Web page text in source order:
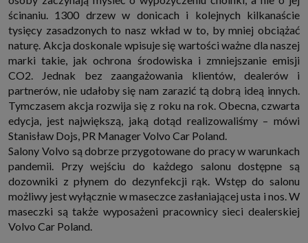
ścinaniu. 1300 drzew w donicach i kolejnych kilkanaście
tysięcy zasadzonych to nasz wkład w to, by mniej obciążać
naturę. Akcja doskonale wpisuje się wartości ważne dla naszej
marki takie, jak ochrona środowiska i zmniejszanie emisji
CO2. Jednak bez zaangażowania klientów, dealerów i
partnerów, nie udałoby się nam zarazić tą dobrą ideą innych.
Tymczasem akcja rozwija się z roku na rok. Obecna, czwarta
edycja, jest największą, jaką dotąd realizowaliśmy – mówi
Stanisław Dojs, PR Manager Volvo Car Poland.
Salony Volvo są dobrze przygotowane do pracy w warunkach
pandemii. Przy wejściu do każdego salonu dostępne są
dozowniki z płynem do dezynfekcji rąk. Wstęp do salonu
możliwy jest wyłącznie w maseczce zasłaniającej usta i nos. W
maseczki są także wyposażeni pracownicy sieci dealerskiej
Volvo Car Poland.